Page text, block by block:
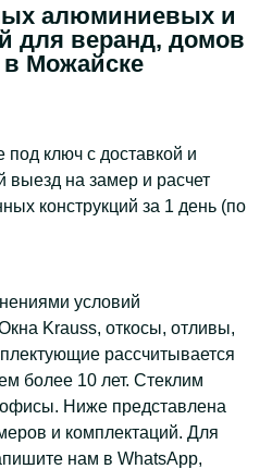
алюминиевых и
для веранд, домов
в Можайске
ключ с доставкой и
выезд на замер и расчет
конструкций за 1 день (по
условий
Krauss, откосы, отливы,
рассчитывается
более 10 лет. Стеклим
Ниже представлена
и комплектаций. Для
нам в WhatsApp,